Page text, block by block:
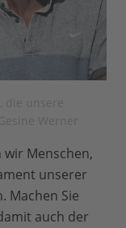
wir Menschen,
unserer
Machen Sie
auch der